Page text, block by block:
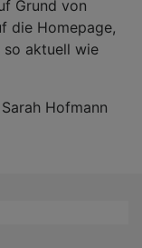
Grund von
die Homepage,
so aktuell wie
Hofmann